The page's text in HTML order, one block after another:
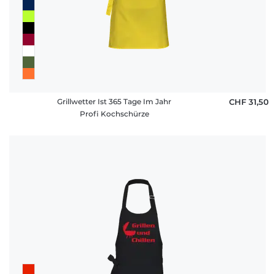
Grillwetter Ist 365 Tage Im Jahr
Profi Kochschürze
CHF 31,50